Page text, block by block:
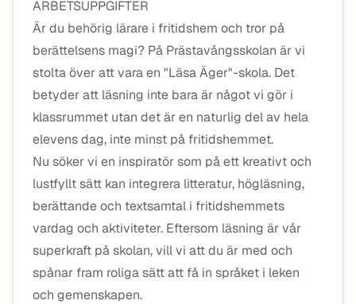
ARBETSUPPGIFTER
Är du behörig lärare i fritidshem och tror på
berättelsens magi? På Prästavångsskolan är vi
stolta över att vara en "Läsa Äger"-skola. Det
betyder att läsning inte bara är något vi gör i
klassrummet utan det är en naturlig del av hela
elevens dag, inte minst på fritidshemmet.
Nu söker vi en inspiratör som på ett kreativt och
lustfyllt sätt kan integrera litteratur, högläsning,
berättande och textsamtal i fritidshemmets
vardag och aktiviteter. Eftersom läsning är vår
superkraft på skolan, vill vi att du är med och
spånar fram roliga sätt att få in språket i leken
och gemenskapen.